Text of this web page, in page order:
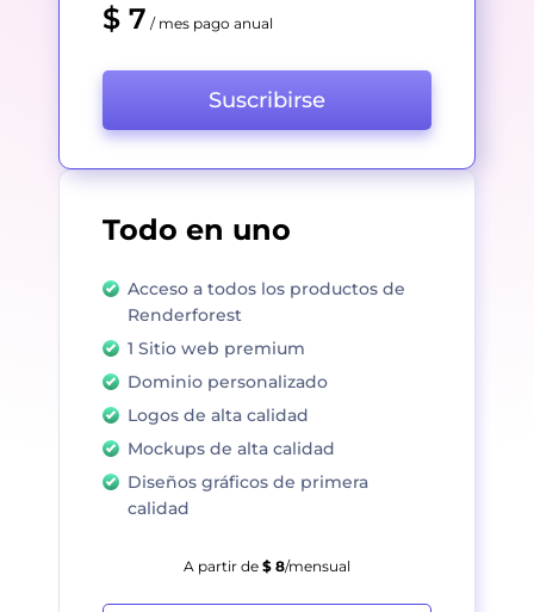
$ 7 / mes pago anual
Suscribirse
Todo en uno
Acceso a todos los productos de
Renderforest
1 Sitio web premium
Dominio personalizado
Logos de alta calidad
Mockups de alta calidad
Diseños gráficos de primera
calidad
A partir de $ 8/mensual